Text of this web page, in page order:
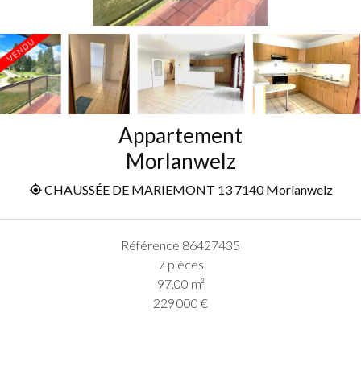
Appartement
Morlanwelz
CHAUSSÉE DE MARIEMONT 13 7140 Morlanwelz
Référence 86427435
7 pièces
97.00 m²
229 000 €